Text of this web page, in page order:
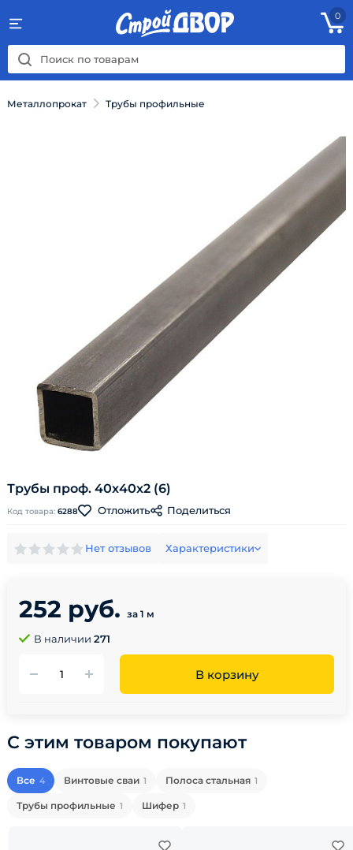
0
Металлопрокат Трубы профильные
Трубы проф. 40х40х2 (6)
Код товара: 6288 Отложить Поделиться
Нет отзывов Характеристики
252 руб. за 1 м
В наличии 271
В корзину
С этим товаром покупают
Все 4 Винтовые сваи 1 Полоса стальная 1
Трубы профильные 1 Шифер 1